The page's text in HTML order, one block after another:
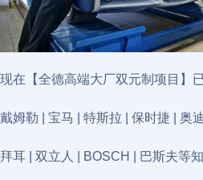
现在【全德高端大厂双元制项目】
戴姆勒 | 宝马 | 特斯拉 | 保时捷 | 奥
拜耳 | 双立人 | BOSCH | 巴斯夫等